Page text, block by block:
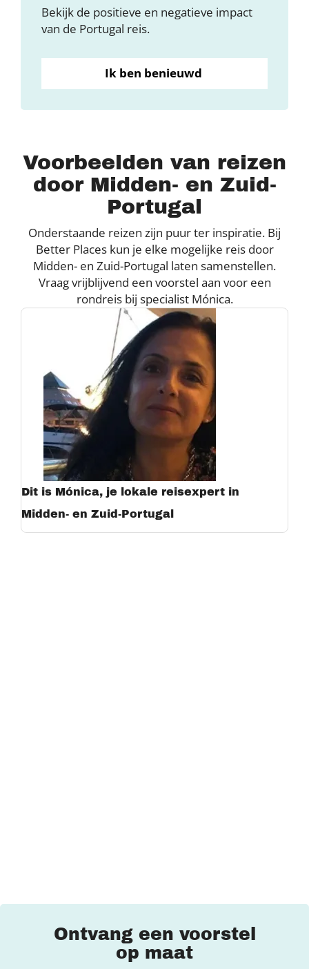
Bekijk de positieve en negatieve impact
van de Portugal reis.
Ik ben benieuwd
Voorbeelden van reizen
door Midden- en Zuid-
Portugal
Onderstaande reizen zijn puur ter inspiratie. Bij
Better Places kun je elke mogelijke reis door
Midden- en Zuid-Portugal laten samenstellen.
Vraag vrijblijvend een voorstel aan voor een
rondreis bij specialist Mónica.
Dit is Mónica, je lokale reisexpert in
Midden- en Zuid-Portugal
Ontvang een voorstel
op maat